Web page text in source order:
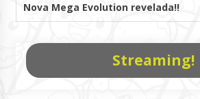
Nova Mega Evolution revelada!!
Streaming!